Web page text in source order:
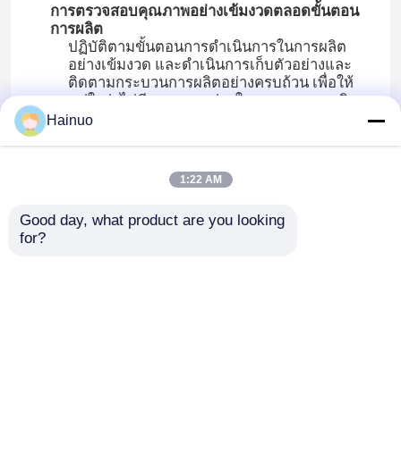
การตรวจสอบคุณภาพอย่างเข้มงวดตลอดขั้นตอน
การผลิต
ปฏิบัติตามขั้นตอนการดําเนินการในการผลิต
อย่างเข้มงวด และดําเนินการเก็บตัวอย่างและ
ติดตามกระบวนการผลิตอย่างครบถ้วน เพื่อให้
แน่ใจว่าไม่มีความบกพร่องในกระบวนการผลิต
นโยบายการตรวจสอบคุณภาพอย่างเคร่งครัด
เพื่อให้แน่ใจว่าวัสดุที่ผลิตมีคุณภาพ 100%
เพื่อให้ลูกค้าได้รับการรับประกันระบบบริหารคุณภาพ
ชั้นนํา
Hainuo
1:22 AM
Good day, what product are you looking
for?